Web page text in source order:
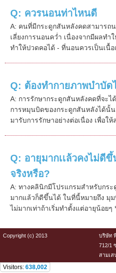
Q: ควรนอนท่าไหนดี
A: คนที่มีกระดูกสันหลังคดสามารถ
เลี่ยงการนอนคว่ำ เนื่องจากมีผลทำ
ทำให้ปวดคอได้ - ที่นอนควรเป็นเนื้
Q: ต้องทำกายภาพบำบัด
A: การรักษากระดูกสันหลังคดที่จะ
การหมุนบิดของกระดูกสันหลังได้นั้
มารับการรักษาอย่างต่อเนื่อง เพื่อให้
Q: อายุมากเเล้วคงไม่ดีขึ้
จริงหรือ?
A: ทางคลินิกมีโปรแกรมสำหรับกร
มากแล้วก็ดีขึ้นได้ ในที่นี้หมายถึง มุ
ไม่มากเท่าถ้าเริ่มทำตั้งแต่อายุน้อยๆ
Copyright (c) 2013
บริษัท
712/1
สามเส
Visitors: 638,002